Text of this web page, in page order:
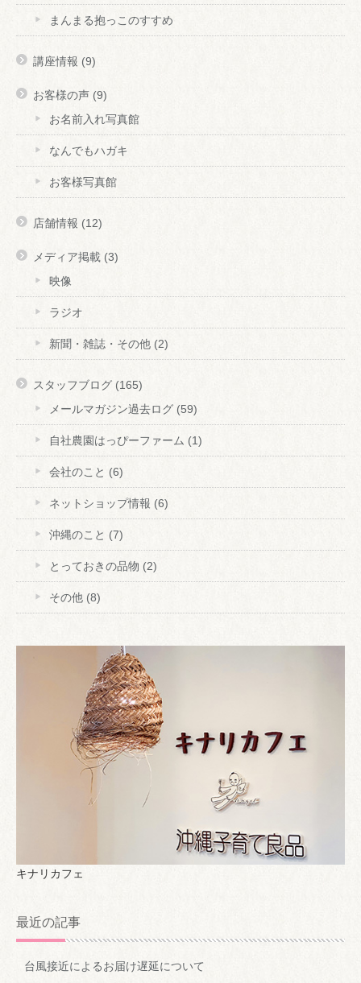
まんまる抱っこのすすめ
講座情報 (9)
お客様の声 (9)
お名前入れ写真館
なんでもハガキ
お客様写真館
店舗情報 (12)
メディア掲載 (3)
映像
ラジオ
新聞・雑誌・その他 (2)
スタッフブログ (165)
メールマガジン過去ログ (59)
自社農園はっぴーファーム (1)
会社のこと (6)
ネットショップ情報 (6)
沖縄のこと (7)
とっておきの品物 (2)
その他 (8)
キナリカフェ
最近の記事
台風接近によるお届け遅延について